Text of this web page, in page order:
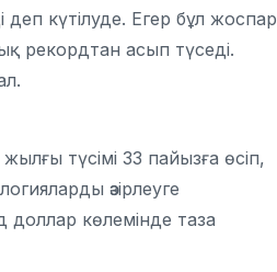
күтілуде. Егер бұл жоспар
рекордтан асып түседі.
түсімі 33 пайызға өсіп,
әзірлеуге
көлемінде таза